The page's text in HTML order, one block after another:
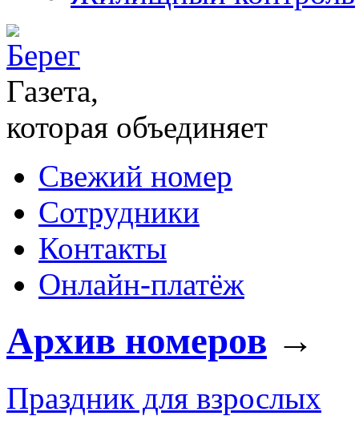
Газета,
которая объединяет
Свежий номер
Сотрудники
Контакты
Онлайн-платёж
Архив номеров →
Праздник для взрослых